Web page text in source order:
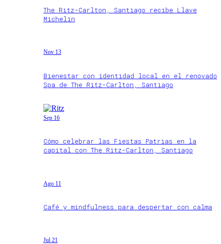
The Ritz-Carlton, Santiago recibe Llave
Michelin
Nov 13
Bienestar con identidad local en el renovado
Spa de The Ritz-Carlton, Santiago
Sep 16
Cómo celebrar las Fiestas Patrias en la
capital con The Ritz-Carlton, Santiago
Ago 11
Café y mindfulness para despertar con calma
Jul 21